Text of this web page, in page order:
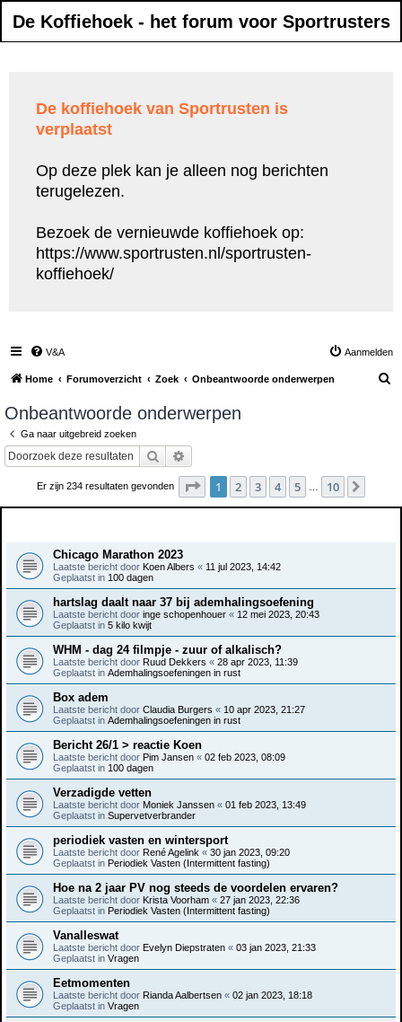
De Koffiehoek - het forum voor Sportrusters
De koffiehoek van Sportrusten is
verplaatst
Op deze plek kan je alleen nog berichten
terugelezen.
Bezoek de vernieuwde koffiehoek op:
https://www.sportrusten.nl/sportrusten-
koffiehoek/
V&A Aanmelden
Home Forumoverzicht Zoek Onbeantwoorde onderwerpen
Onbeantwoorde onderwerpen
Ga naar uitgebreid zoeken
Zoek
Er zijn 234 resultaten gevonden Pagina van 10
1 2 3 4 5 10
Chicago Marathon 2023
Laatste bericht door Koen Albers « 11 jul 2023, 14:42
Geplaatst in 100 dagen
hartslag daalt naar 37 bij ademhalingsoefening
Laatste bericht door inge schopenhouer « 12 mei 2023, 20:43
Geplaatst in 5 kilo kwijt
WHM - dag 24 filmpje - zuur of alkalisch?
Laatste bericht door Ruud Dekkers « 28 apr 2023, 11:39
Geplaatst in Ademhalingsoefeningen in rust
Box adem
Laatste bericht door Claudia Burgers « 10 apr 2023, 21:27
Geplaatst in Ademhalingsoefeningen in rust
Bericht 26/1 > reactie Koen
Laatste bericht door Pim Jansen « 02 feb 2023, 08:09
Geplaatst in 100 dagen
Verzadigde vetten
Laatste bericht door Moniek Janssen « 01 feb 2023, 13:49
Geplaatst in Supervetverbrander
periodiek vasten en wintersport
Laatste bericht door René Agelink « 30 jan 2023, 09:20
Geplaatst in Periodiek Vasten (Intermittent fasting)
Hoe na 2 jaar PV nog steeds de voordelen ervaren?
Laatste bericht door Krista Voorham « 27 jan 2023, 22:36
Geplaatst in Periodiek Vasten (Intermittent fasting)
Vanalleswat
Laatste bericht door Evelyn Diepstraten « 03 jan 2023, 21:33
Geplaatst in Vragen
Eetmomenten
Laatste bericht door Rianda Aalbertsen « 02 jan 2023, 18:18
Geplaatst in Vragen